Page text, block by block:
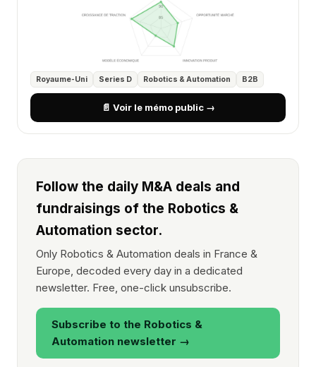
Royaume-Uni Series D Robotics & Automation B2B
📄 Voir le mémo public →
Follow the daily M&A deals and
fundraisings of the Robotics &
Automation sector.
Only Robotics & Automation deals in France &
Europe, decoded every day in a dedicated
newsletter. Free, one-click unsubscribe.
Subscribe to the Robotics &
Automation newsletter →